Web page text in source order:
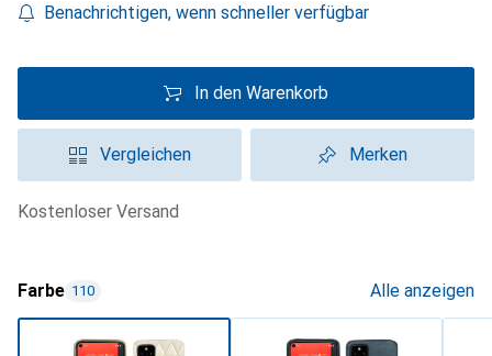
Benachrichtigen, wenn schneller verfügbar
In den Warenkorb
Vergleichen Merken
kostenloser Versand
Farbe 110 Alle anzeigen